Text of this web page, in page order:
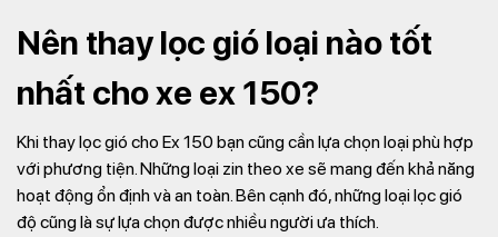
Nên thay lọc gió loại nào tốt
nhất cho xe ex 150?
Khi thay lọc gió cho Ex 150 bạn cũng cần lựa chọn loại phù hợp
với phương tiện. Những loại zin theo xe sẽ mang đến khả năng
hoạt động ổn định và an toàn. Bên cạnh đó, những loại lọc gió
độ cũng là sự lựa chọn được nhiều người ưa thích.